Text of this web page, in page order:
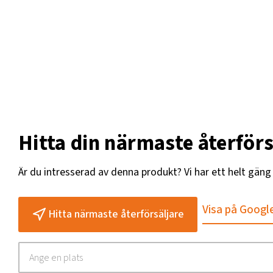
Hitta din närmaste
Är du intresserad av denna produkt? Vi har ett helt
Hitta närmaste återförsäljare Visa på